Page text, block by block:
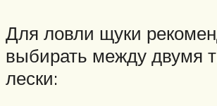
Для ловли щуки
выбирать между двумя
лески: